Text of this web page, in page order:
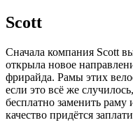
Scott
Сначала компания Scott
открыла новое
фрирайда. Рамы этих
если это всё же
бесплатно заменить раму
качество придётся